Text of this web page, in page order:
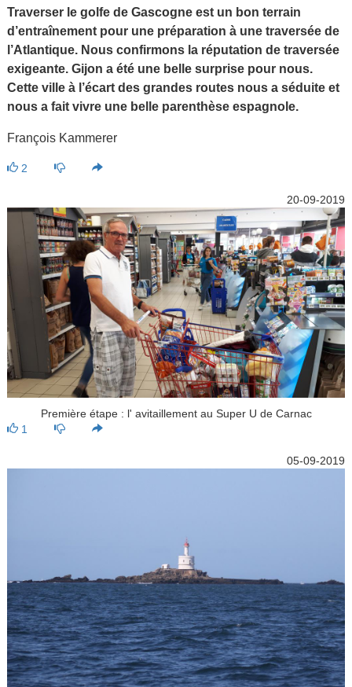
Traverser le golfe de Gascogne est un bon terrain
d’entraînement pour une préparation à une traversée de
l’Atlantique. Nous confirmons la réputation de traversée
exigeante. Gijon a été une belle surprise pour nous.
Cette ville à l’écart des grandes routes nous a séduite et
nous a fait vivre une belle parenthèse espagnole.
François Kammerer
2
20-09-2019
Première étape : l' avitaillement au Super U de Carnac
1
05-09-2019